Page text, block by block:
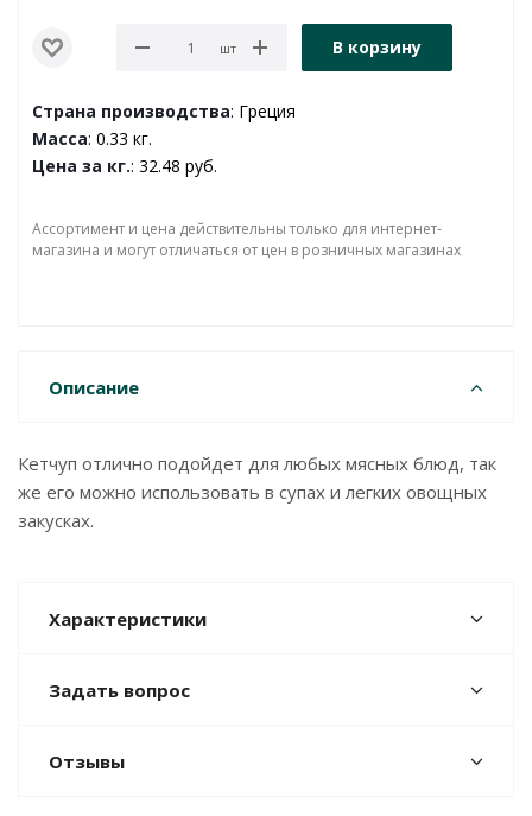
шт В корзину
Страна производства: Греция
Масса: 0.33 кг.
Цена за кг.: 32.48 руб.
Ассортимент и цена действительны только для интернет-
магазина и могут отличаться от цен в розничных магазинах
Описание
Кетчуп отлично подойдет для любых мясных блюд, так
же его можно использовать в супах и легких овощных
закусках.
Характеристики
Задать вопрос
Отзывы